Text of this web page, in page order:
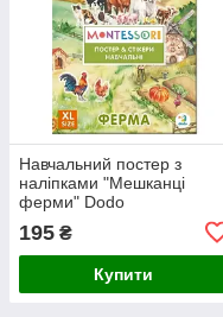
Навчальний постер з
наліпками "Мешканці
ферми" Dodo
195 ₴
Купити